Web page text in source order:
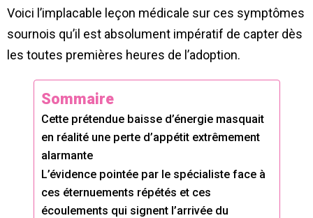
Voici l’implacable leçon médicale sur ces symptômes
sournois qu’il est absolument impératif de capter dès
les toutes premières heures de l’adoption.
Sommaire
Cette prétendue baisse d’énergie masquait
en réalité une perte d’appétit extrêmement
alarmante
L’évidence pointée par le spécialiste face à
ces éternuements répétés et ces
écoulements qui signent l’arrivée du